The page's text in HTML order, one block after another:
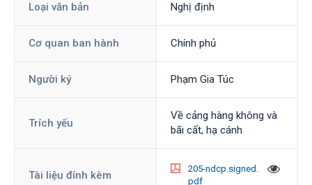
Loại văn bản Nghị định
Cơ quan ban hành Chính phủ
Người ký Phạm Gia Túc
Trích yếu
Về cảng hàng không và
bãi cất, hạ cánh
Tài liệu đính kèm
205-ndcp.signed.
pdf